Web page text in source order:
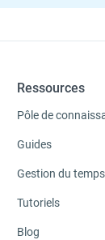
Ressources
Pôle de
Guides
Gestion du temps
Tutoriels
Blog